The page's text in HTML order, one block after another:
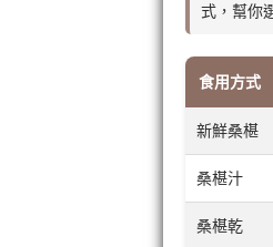
式，幫你
食用方式
新鮮桑椹
桑椹汁
桑椹乾